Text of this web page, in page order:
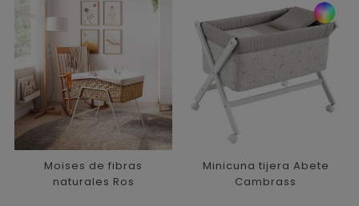
Moises de fibras
naturales Ros
Minicuna tijera Abete
Cambrass